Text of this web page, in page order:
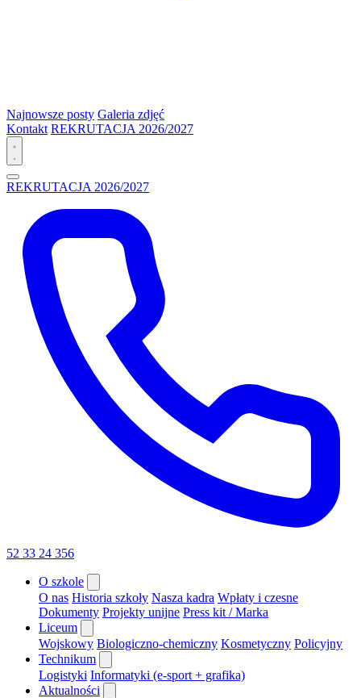
Najnowsze posty Galeria zdjęć
Kontakt REKRUTACJA 2026/2027
REKRUTACJA 2026/2027
52 33 24 356
O szkole
O nas Historia szkoły Nasza kadra Wpłaty i czesne
Dokumenty Projekty unijne Press kit / Marka
Liceum
Wojskowy Biologiczno-chemiczny Kosmetyczny Policyjny
Technikum
Logistyki Informatyki (e-sport + grafika)
Aktualności